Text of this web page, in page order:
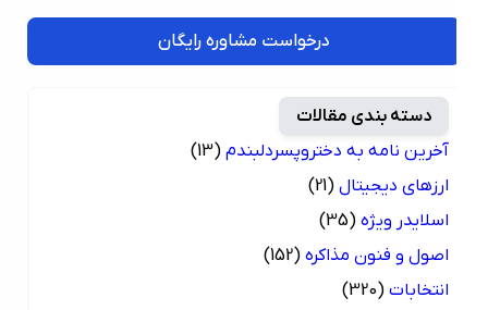
درخواست مشاوره رایگان
دسته بندی مقالات
آخرین نامه به دختروپسردلبندم (13)
ارزهای دیجیتال (21)
اسلایدر ویژه (35)
اصول و فنون مذاکره (152)
انتخابات (320)